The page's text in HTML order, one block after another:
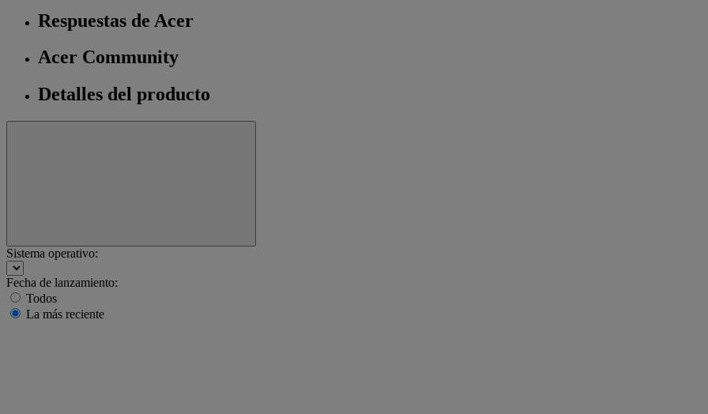
Respuestas de Acer
Acer Community
Detalles del producto
Sistema operativo:
Fecha de lanzamiento:
Todos
La más reciente